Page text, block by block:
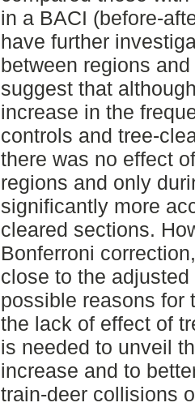
in a BACI (before-
have further
between regions
suggest that
increase in the
controls and tree-
there was no effect
regions and only
significantly more
cleared sections.
Bonferroni
close to the
possible reasons for
the lack of effect of
is needed to unveil
increase and to
train-deer collisions